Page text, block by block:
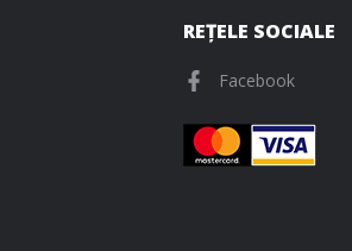
REȚELE SOCIALE
Facebook